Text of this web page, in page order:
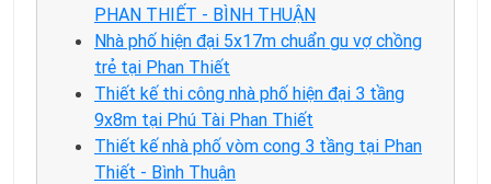
PHAN THIẾT - BÌNH THUẬN
Nhà phố hiện đại 5x17m chuẩn gu vợ chồng
trẻ tại Phan Thiết
Thiết kế thi công nhà phố hiện đại 3 tầng
9x8m tại Phú Tài Phan Thiết
Thiết kế nhà phố vòm cong 3 tầng tại Phan
Thiết - Bình Thuận